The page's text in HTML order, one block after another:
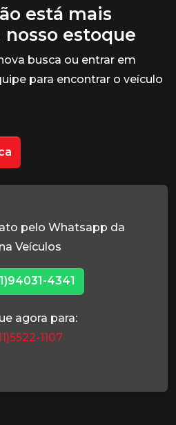
está mais
estoque
busca ou entrar em
para encontrar o veículo
pelo Whatsapp da
Veículos
4341
agora para:
1107